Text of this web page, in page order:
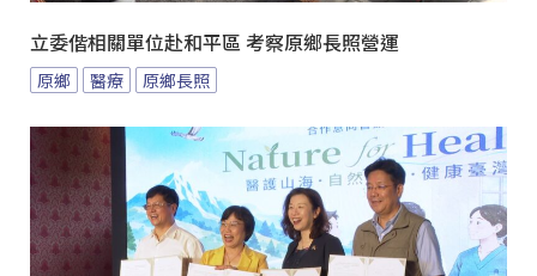
立委偕相關單位赴和平區 考察原鄉長照營運
原鄉 醫療 原鄉長照